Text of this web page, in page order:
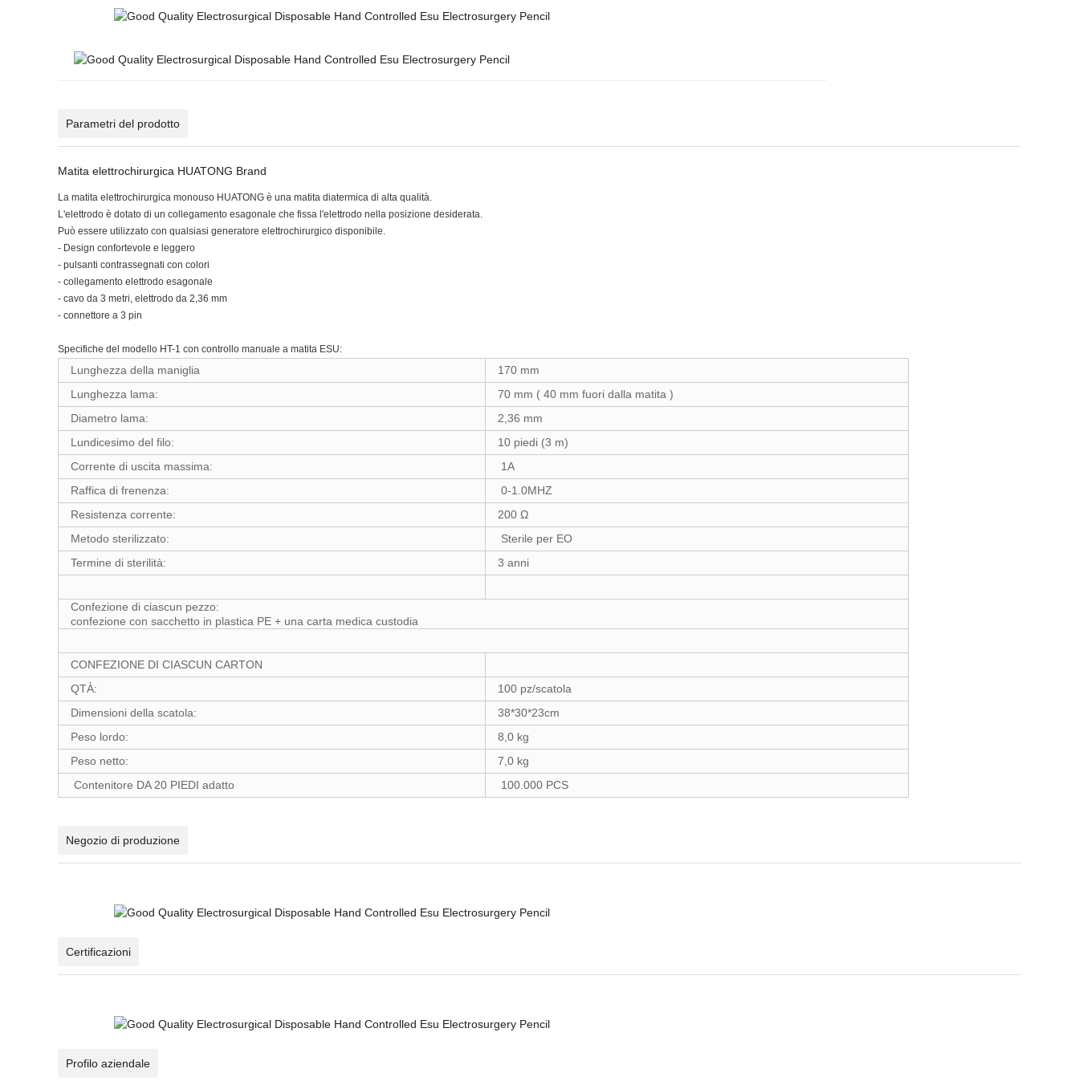
Parametri del prodotto
Matita elettrochirurgica HUATONG Brand
La matita elettrochirurgica monouso HUATONG è una matita diatermica di alta qualità.
L'elettrodo è dotato di un collegamento esagonale che fissa l'elettrodo nella posizione desiderata.
Può essere utilizzato con qualsiasi generatore elettrochirurgico disponibile.
- Design confortevole e leggero
- pulsanti contrassegnati con colori
- collegamento elettrodo esagonale
- cavo da 3 metri, elettrodo da 2,36 mm
- connettore a 3 pin
Specifiche del modello HT-1 con controllo manuale a matita ESU:
Lunghezza della maniglia
170 mm
Lunghezza lama:
70 mm ( 40 mm fuori dalla matita )
Diametro lama:
2,36 mm
Lundicesimo del filo:
10 piedi (3 m)
Corrente di uscita massima:
1A
Raffica di frenenza:
0-1.0MHZ
Resistenza corrente:
200 Ω
Metodo sterilizzato:
Sterile per EO
Termine di sterilità:
3 anni
Confezione di ciascun pezzo:
confezione con sacchetto in plastica PE + una carta medica custodia
CONFEZIONE DI CIASCUN CARTON
QTÀ:
100 pz/scatola
Dimensioni della scatola:
38*30*23cm
Peso lordo:
8,0 kg
Peso netto:
7,0 kg
Contenitore DA 20 PIEDI adatto
100.000 PCS
Negozio di produzione
Certificazioni
Profilo aziendale